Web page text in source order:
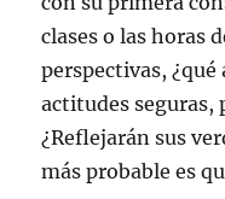
clases o las horas
perspectivas,
actitudes seguras,
¿Reflejarán sus
más probable es